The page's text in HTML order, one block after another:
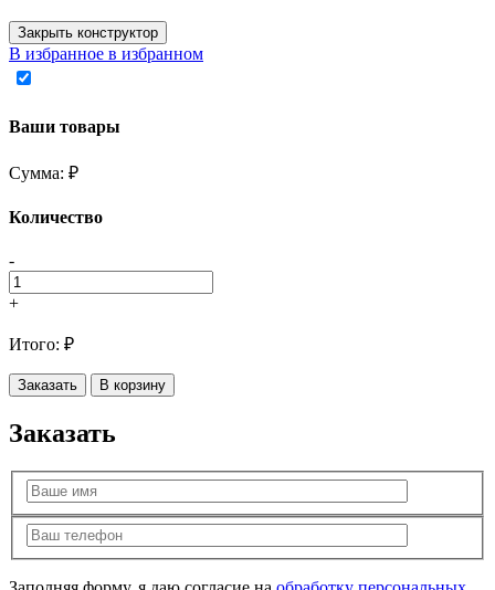
Закрыть конструктор
В избранное в избранном
Ваши товары
Сумма: ₽
Количество
-
+
Итого: ₽
Заказать В корзину
Заказать